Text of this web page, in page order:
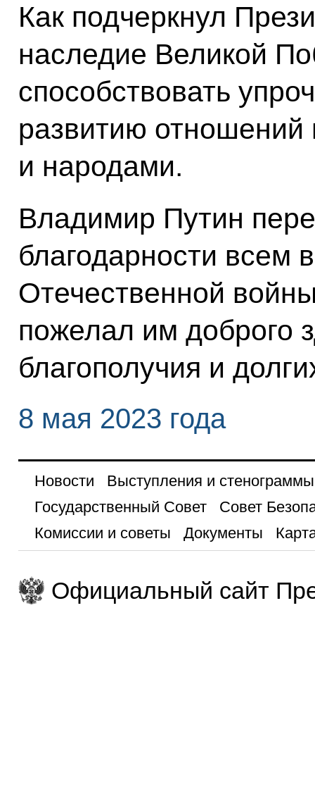
Как подчеркнул
наследие Великой
способствовать
развитию
и народами.
Владимир Путин
благодарности всем
Отечественной
пожелал им доброго
благополучия и
8 мая 2023 года
Новости
Выступления и стенограммы
Государственный Совет
Совет
Комиссии и советы
Документы
Официальный сайт